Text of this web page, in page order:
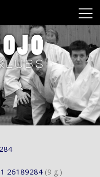
26189284 (9 g.)